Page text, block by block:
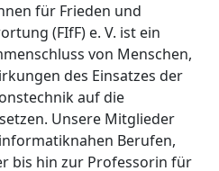
für Frieden und
(FIfF) e. V. ist ein
von Menschen,
des Einsatzes der
auf die
Unsere Mitglieder
Berufen,
bis hin zur Professorin für